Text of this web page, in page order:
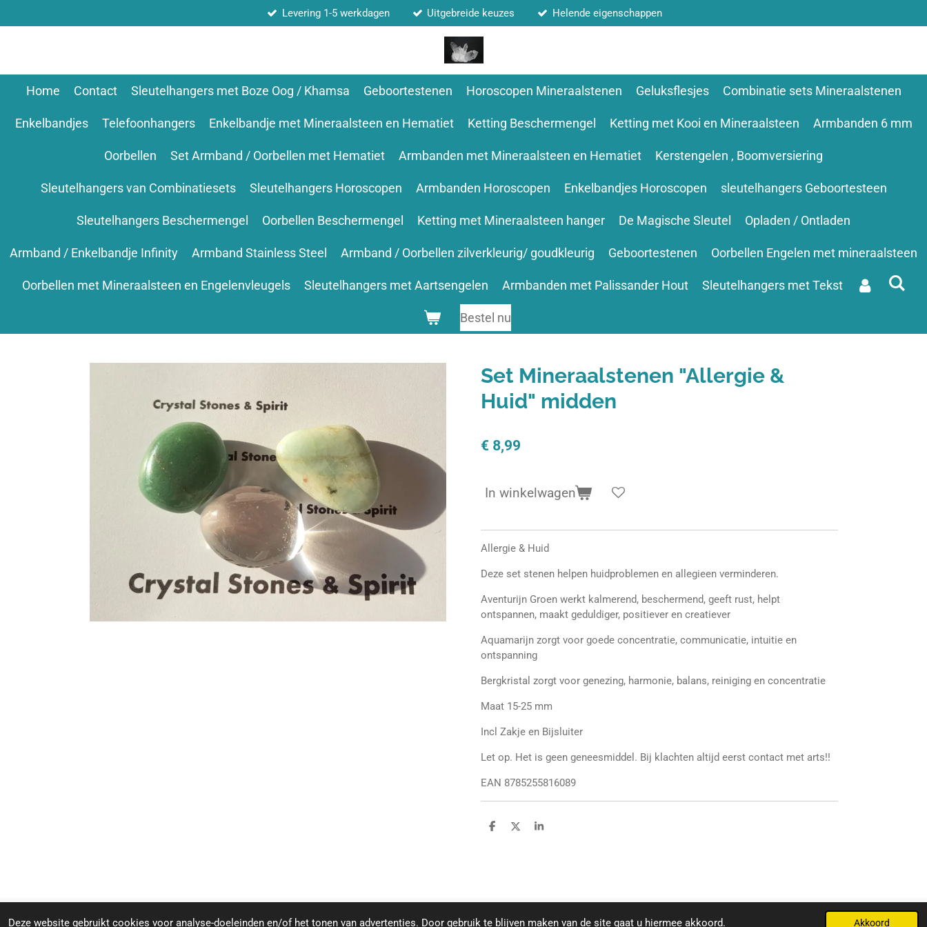
Deze website gebruikt cookies voor analyse-doeleinden en/of het tonen van advertenties. Door gebruik te blijven maken van de site gaat u hiermee akkoord. Akkoord
direct
hoofdinhoud
Levering 1-5 werkdagen Uitgebreide keuzes Helende eigenschappen
Home Contact Sleutelhangers met Boze Oog / Khamsa Geboortestenen Horoscopen Mineraalstenen Geluksflesjes Combinatie sets Mineraalstenen
Enkelbandjes Telefoonhangers Enkelbandje met Mineraalsteen en Hematiet Ketting Beschermengel Ketting met Kooi en Mineraalsteen Armbanden 6 mm
Oorbellen Set Armband / Oorbellen met Hematiet Armbanden met Mineraalsteen en Hematiet Kerstengelen , Boomversiering
Sleutelhangers van Combinatiesets Sleutelhangers Horoscopen Armbanden Horoscopen Enkelbandjes Horoscopen sleutelhangers Geboortesteen
Sleutelhangers Beschermengel Oorbellen Beschermengel Ketting met Mineraalsteen hanger De Magische Sleutel Opladen / Ontladen
Armband / Enkelbandje Infinity Armband Stainless Steel Armband / Oorbellen zilverkleurig/ goudkleurig Geboortestenen Oorbellen Engelen met mineraalsteen
Oorbellen met Mineraalsteen en Engelenvleugels Sleutelhangers met Aartsengelen Armbanden met Palissander Hout Sleutelhangers met Tekst
Bestel nu
Set Mineraalstenen "Allergie &
Huid" midden
€ 8,99
In winkelwagen
Allergie & Huid
Deze set stenen helpen huidproblemen en allegieen verminderen.
Aventurijn Groen werkt kalmerend, beschermend, geeft rust, helpt
ontspannen, maakt geduldiger, positiever en creatiever
Aquamarijn zorgt voor goede concentratie, communicatie, intuitie en
ontspanning
Bergkristal zorgt voor genezing, harmonie, balans, reiniging en concentratie
Maat 15-25 mm
Incl Zakje en Bijsluiter
Let op. Het is geen geneesmiddel. Bij klachten altijd eerst contact met arts!!
EAN 8785255816089
D
D
S
© 2024 - 2026 Crystal Stones & Spirit